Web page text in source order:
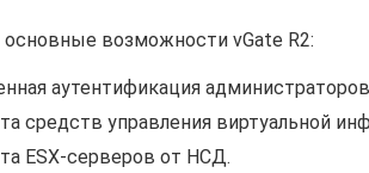
возможности vGate R2:
аутентификация
средств управления виртуальной
ESX-серверов от НСД.